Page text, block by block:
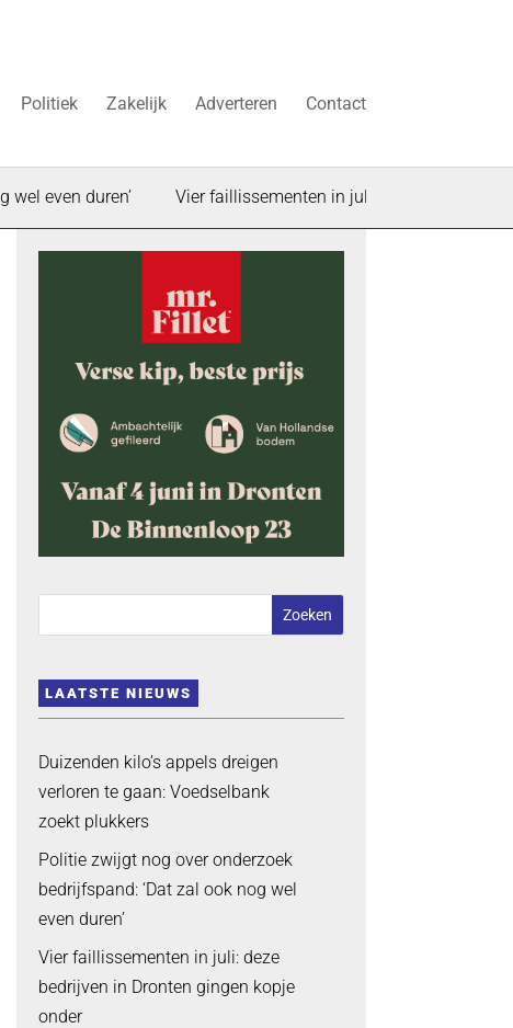
Politiek Zakelijk Adverteren Contact
duren’ Vier faillissementen in juli: deze bedrijven in
LAATSTE NIEUWS
Duizenden kilo’s appels dreigen
verloren te gaan: Voedselbank
zoekt plukkers
Politie zwijgt nog over onderzoek
bedrijfspand: ‘Dat zal ook nog wel
even duren’
Vier faillissementen in juli: deze
bedrijven in Dronten gingen kopje
onder